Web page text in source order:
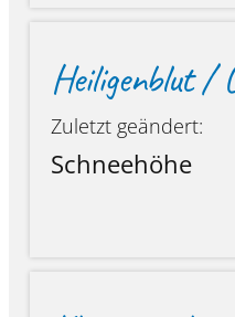
Heiligenblut /
Zuletzt geändert:
Schneehöhe